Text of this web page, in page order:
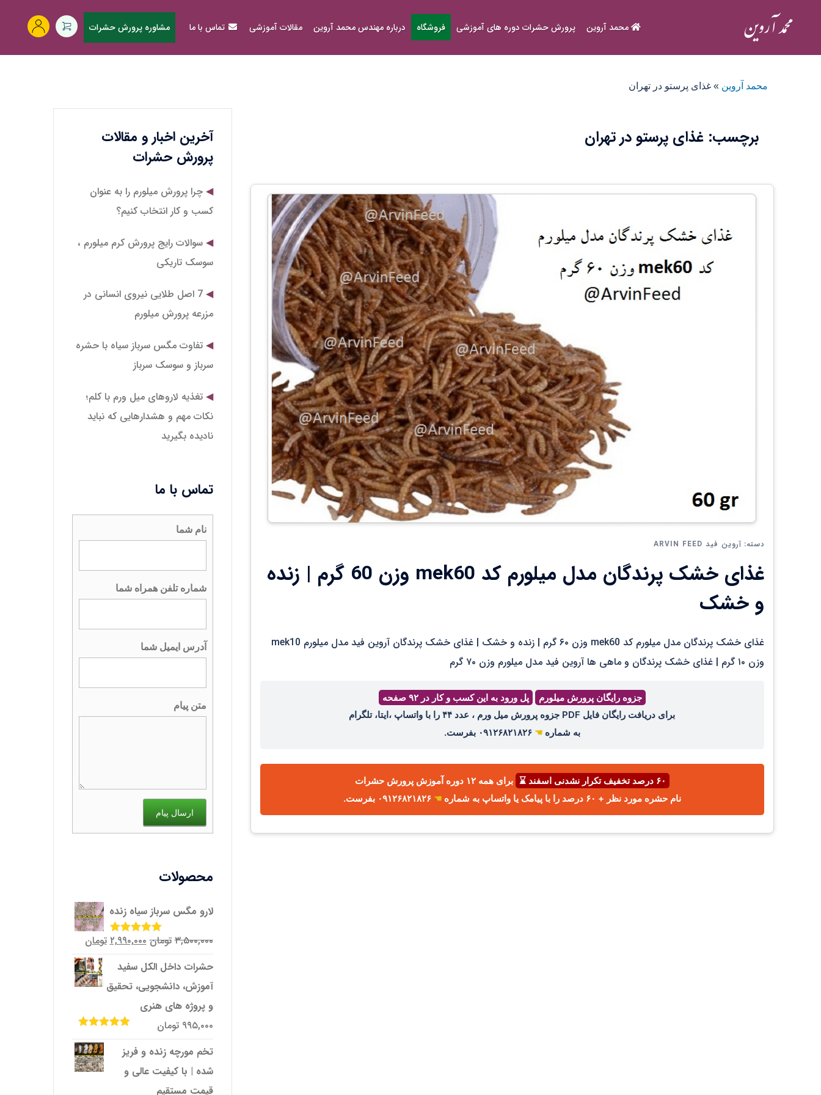
محمد آروین پرورش حشرات دوره های آموزشی فروشگاه درباره مهندس محمد آروین مقالات آموزشی تماس با ما مشاوره پرورش حشرات
محمد آروین » غذای پرستو در تهران
برچسب: غذای پرستو در تهران
دسته: آروین فید ARVIN FEED
غذای خشک پرندگان مدل میلورم کد mek60 وزن 60 گرم | زنده
و خشک
غذای خشک پرندگان مدل میلورم کد mek60 وزن ۶۰ گرم | زنده و خشک | غذای خشک پرندگان آروین فید مدل میلورم mek10
وزن ۱۰ گرم | غذای خشک پرندگان و ماهی ها آروین فید مدل میلورم وزن ۷۰ گرم
جزوه رایگان پرورش میلورم
پل ورود به این کسب و کار در ۹۲ صفحه
برای دریافت رایگان فایل PDF جزوه پرورش میل ورم ، عدد ۴۴ را با واتساپ ،ایتا، تلگرام
به شماره☚ ۰۹۱۲۶۸۲۱۸۲۶ بفرست.
۶۰ درصد تخفیف تکرار نشدنی اسفند ⌛
برای همه ۱۲ دوره آموزش پرورش حشرات
نام حشره مورد نظر + ۶۰ درصد را با پیامک یا واتساپ به شماره
☚ ۰۹۱۲۶۸۲۱۸۲۶ بفرست.
آخرین اخبار و مقالات
پرورش حشرات
چرا پرورش میلورم را به عنوان
کسب و کار انتخاب کنیم؟
سوالات رایج پرورش کرم میلورم ،
سوسک تاریکی
7 اصل طلایی نیروی انسانی در
مزرعه پرورش میلورم
تفاوت مگس سرباز سیاه با حشره
سرباز و سوسک سرباز
تغذیه لاروهای میل‌ ورم با کلم؛
نکات مهم و هشدارهایی که نباید
نادیده بگیرید
تماس با ما
نام شما
شماره تلفن همراه شما
آدرس ایمیل شما
متن پیام
ارسال پیام
محصولات
لارو مگس سرباز سیاه زنده
امتیاز5.00از
۳,۵۰۰,۰۰۰ تومانقیمت
اصلی
۳,۵۰۰,۰۰۰تومان
۲,۹۹۰,۰۰۰ تومان
فعلی
حشرات داخل الکل سفید
آموزش، دانشجویی، تحقیق
و پروژه‌ های هنری
۹۹۵,۰۰۰ تومان
تخم مورچه زنده و فریز
شده | با کیفیت عالی و
قیمت مستقیم